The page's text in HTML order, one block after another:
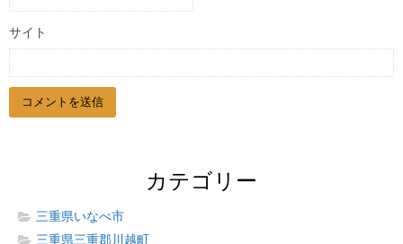
サイト
カテゴリー
三重県いなべ市
三重県三重郡川越町